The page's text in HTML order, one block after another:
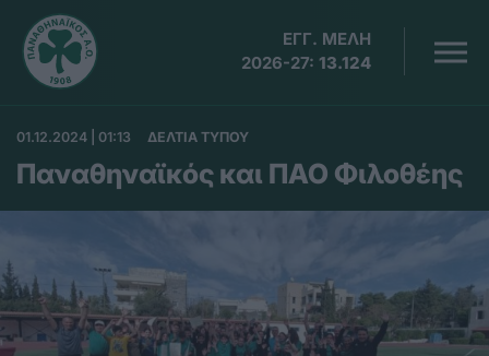
ΕΓΓ. ΜΕΛΗ
2026-27: 13.124
01.12.2024 | 01:13 ΔΕΛΤΙΑ ΤΥΠΟΥ
Παναθηναϊκός και ΠΑΟ Φιλοθέης